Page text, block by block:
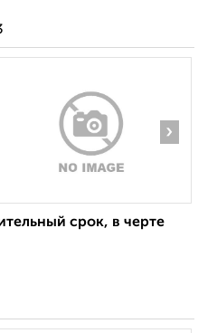
›
срок, в черте